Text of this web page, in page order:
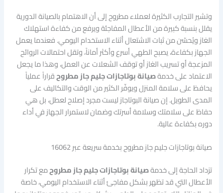
وتشير التجارب الكثيرة لعملاء مطروح إلى أن الاهتمام بالصيانة الدورية
يقلل بنسبة كبيرة من الأعطال المفاجئة ويرفع من كفاءة استهلاك
الغاز ويُحسّن من ثبات الاشتعال أثناء الاستخدام اليومي. فعندما يعمل
الجهاز بكفاءة، يصبح الطهي أسرع وأكثر أماناً، وتقل احتمالات الروائح
المزعجة أو تسريب الغاز أو توقف الشعلات عن العمل، وهذا ما يجعل
الاعتماد على خدمةصيانة بوتاجازات جليم جاز مطروحقراراً عملياً
يحافظ على سلامة المنزل ويوفّر الكثير من الوقت والتكاليف على
المدى الطويل. إن صيانة البوتاجاز ليست مجرد إصلاح لعطل، بل هي
حفاظ على سلامتك وسلامة أسرتك وضمان لاستمرار الجهاز في أداء
دوره بكفاءة عالية.
صيانة بوتاجازات جليم جاز مطروح بخدمة سريعة عبر 16062
تزداد الحاجة إلى خدمةصيانة بوتاجازات جليم جاز مطروحمع تكرار
الأعطال التي قد تظهر بشكل مفاجئ أثناء الاستخدام اليومي، خاصة